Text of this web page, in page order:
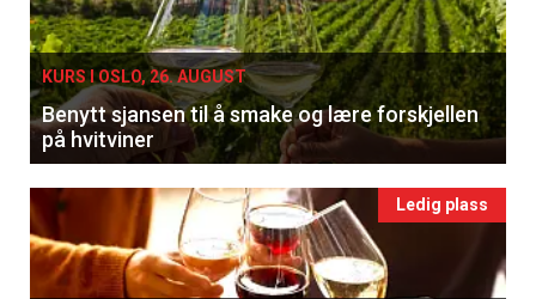
KURS I OSLO, 26. AUGUST
Benytt sjansen til å smake og lære forskjellen
på hvitviner
Ledig plass